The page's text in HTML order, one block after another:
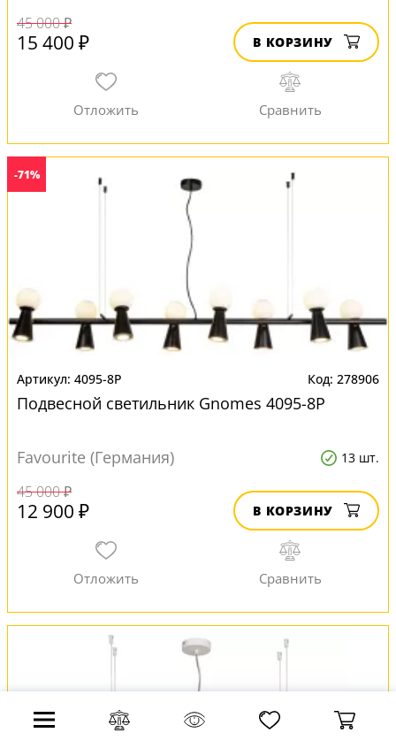
45 000 ₽
15 400 ₽ В КОРЗИНУ
-71%
4095-8P 278906
Подвесной светильник Gnomes 4095-8P
Favourite (Германия) 13 шт.
45 000 ₽
12 900 ₽ В КОРЗИНУ